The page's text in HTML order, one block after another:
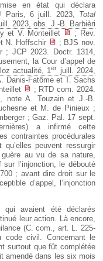
en état qui déclara
Paris, 6 juill. 2023, Total
2023, obs. J.-B. Barbièri
et V. Monteillet
; Rev.
N. Hoffschir
; BJS nov.
; JCP 2023. Doctr. 1314,
la Cour d’appel de
actualité, 1er juill. 2024,
Danis-Fatôme et T. Sachs
; RTD com. 2024.
note A. Touzain et J.-B.
et M. de Pinieux ;
; Gaz. Pal. 17 sept.
a infirmé cette
contraintes procédurales
peuvent ressurgir
au vu de sa nature,
sur l’injonction, le débouté
; avant dire droit sur le
d’appel, l’injonction
qui avaient été déclarés
leur action. Là encore,
(C. com., art. L. 225-
code civil. Concernant le
surtout que fût complétée
amendé dans les six mois